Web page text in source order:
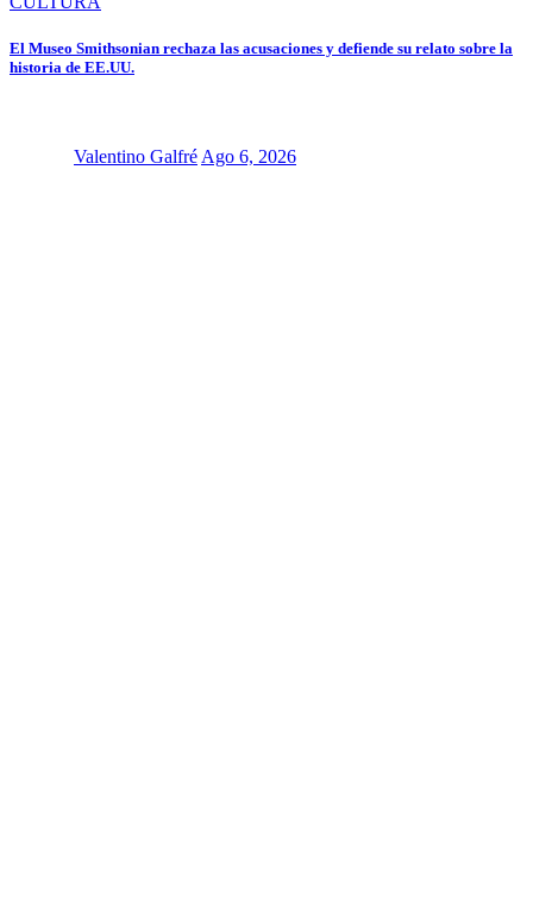
El Museo Smithsonian rechaza las acusaciones y defiende su relato sobre la
historia de EE.UU.
Valentino Galfré Ago 6, 2026